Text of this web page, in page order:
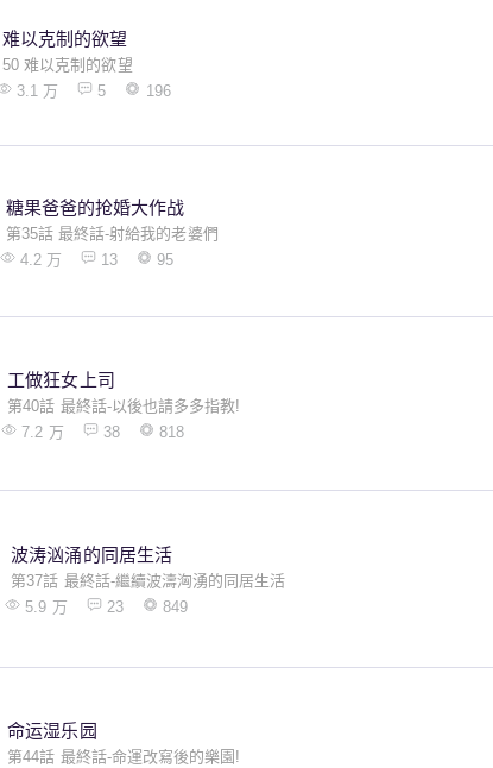
难以克制的欲望
50 难以克制的欲望
3.1 万
5 196
糖果爸爸的抢婚大作战
第35話 最終話-射給我的老婆們
4.2 万
13 95
工做狂女上司
第40話 最終話-以後也請多多指教!
7.2 万
38 818
波涛汹涌的同居生活
第37話 最終話-繼續波濤洶湧的同居生活
5.9 万
23 849
命运湿乐园
第44話 最終話-命運改寫後的樂園!